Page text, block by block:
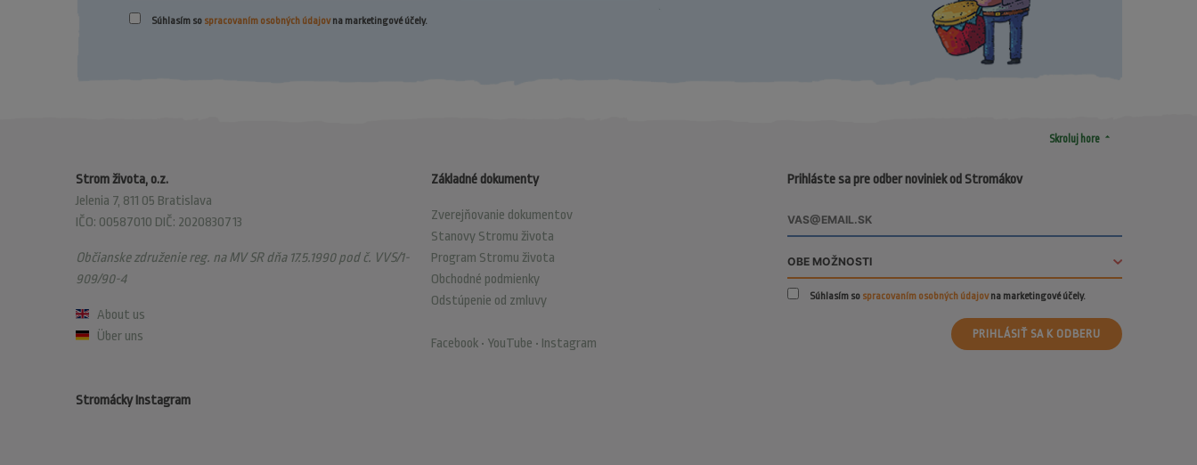
Súhlasím so spracovaním osobných údajovna marketingové účely.
Skroluj hore arrow_drop_up
Strom života, o.z.
Jelenia 7, 811 05 Bratislava
IČO: 00587010 DIČ: 2020830713
Občianske združenie reg. na MV SR dňa 17.5.1990 pod č. VVS/1-
909/90-4
About us
Über uns
Základné dokumenty
Zverejňovanie dokumentov
Stanovy Stromu života
Program Stromu života
Obchodné podmienky
Odstúpenie od zmluvy
Facebook • YouTube • Instagram
Prihláste sa pre odber noviniek od Stromákov
Súhlasím so spracovaním osobných údajovna marketingové účely.
PRIHLÁSIŤ SA K ODBERU
Stromácky Instagram